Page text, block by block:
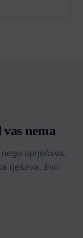
nema
sprječava.
rješava. Evo